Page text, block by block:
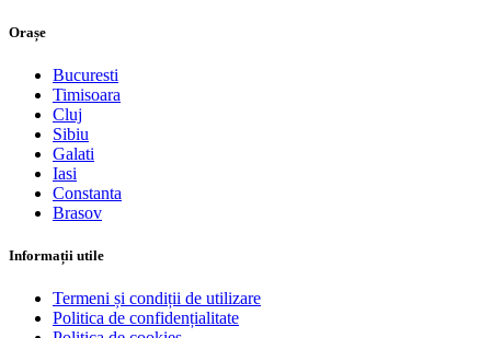
Orașe
Bucuresti
Timisoara
Cluj
Sibiu
Galati
Iasi
Constanta
Brasov
Informații utile
Termeni și condiții de utilizare
Politica de confidențialitate